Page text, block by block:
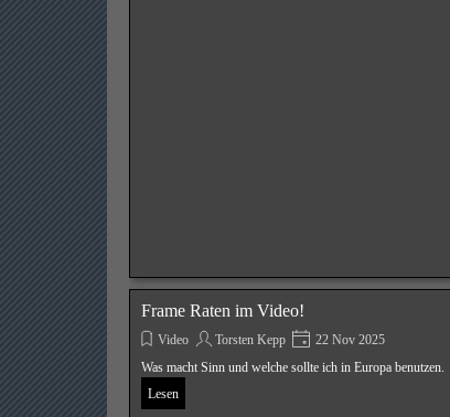
Frame Raten im Video!
Video Torsten Kepp
22 Nov 2025
Was macht Sinn und welche sollte ich in Europa benutzen.
Lesen